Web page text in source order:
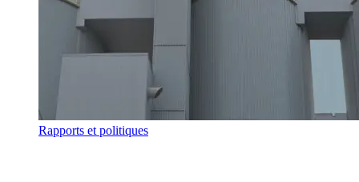
Rapports et politiques